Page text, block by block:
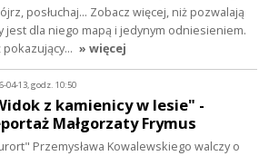
posłuchaj… Zobacz więcej, niż pozwalają
jest dla niego mapą i jedynym odniesieniem.
» więcej
04-13, godz. 10:50
z kamienicy w lesie" -
Małgorzaty Frymus
Przemysława Kowalewskiego walczy o